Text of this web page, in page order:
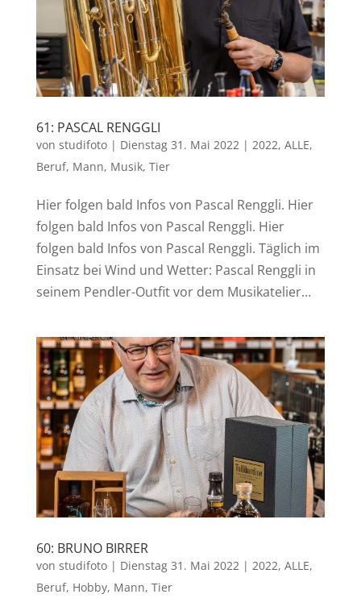
61: PASCAL RENGGLI
von studifoto| Dienstag 31. Mai 2022| 2022, ALLE,
Beruf, Mann, Musik, Tier
Hier folgen bald Infos von Pascal Renggli. Hier
folgen bald Infos von Pascal Renggli. Hier
folgen bald Infos von Pascal Renggli. Täglich im
Einsatz bei Wind und Wetter: Pascal Renggli in
seinem Pendler-Outfit vor dem Musikatelier...
60: BRUNO BIRRER
von studifoto| Dienstag 31. Mai 2022| 2022, ALLE,
Beruf, Hobby, Mann, Tier